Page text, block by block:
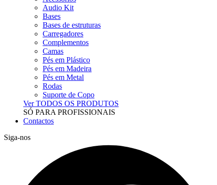
Audio Kit
Bases
Bases de estruturas
Carregadores
Complementos
Camas
Pés em Plástico
Pés em Madeira
Pés em Metal
Rodas
Suporte de Copo
Ver TODOS OS PRODUTOS
SÓ PARA PROFISSIONAIS
Contactos
Siga-nos